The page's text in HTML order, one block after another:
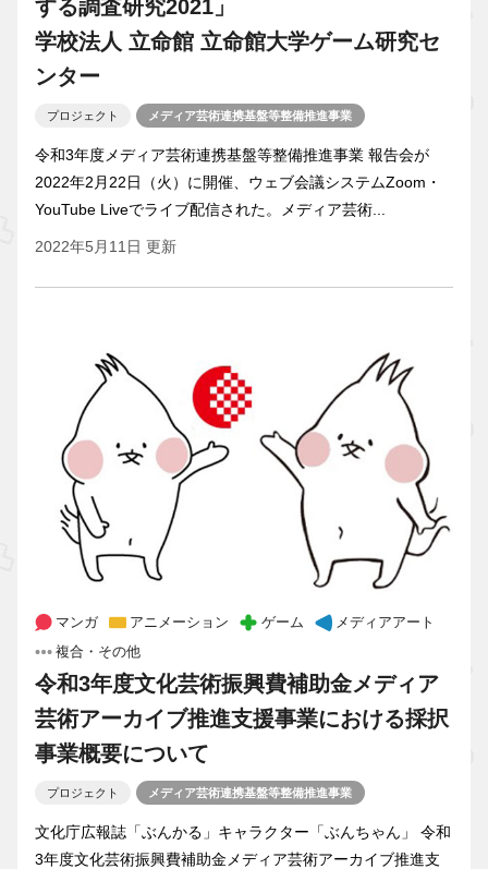
する調査研究2021」
学校法人 立命館 立命館大学ゲーム研究セ
ンター
プロジェクト メディア芸術連携基盤等整備推進事業
令和3年度メディア芸術連携基盤等整備推進事業 報告会が
2022年2月22日（火）に開催、ウェブ会議システムZoom・
YouTube Liveでライブ配信された。メディア芸術...
2022年5月11日 更新
マンガ アニメーション ゲーム
メディアアート
複合・その他
令和3年度文化芸術振興費補助金メディア
芸術アーカイブ推進支援事業における採択
事業概要について
プロジェクト メディア芸術連携基盤等整備推進事業
文化庁広報誌「ぶんかる」キャラクター「ぶんちゃん」 令和
3年度文化芸術振興費補助金メディア芸術アーカイブ推進支